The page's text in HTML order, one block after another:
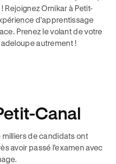
Rejoignez Ornikar à Petit-
d'apprentissage
Prenez le volant de votre
autrement !
Canal
de candidats ont
avoir passé l’examen avec